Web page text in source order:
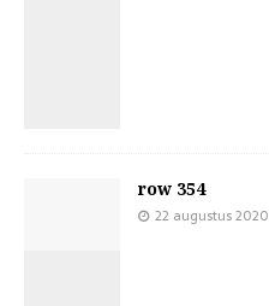
row 354
22 augustus 2020